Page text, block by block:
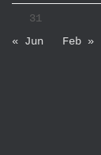
31
« Jun
Feb »